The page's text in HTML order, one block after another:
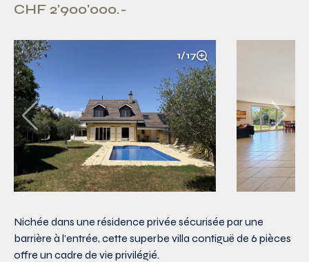
CHF 2'900'000.-
1/17
Nichée dans une résidence privée sécurisée par une
barrière à l’entrée, cette superbe villa contiguë de 6 pièces
offre un cadre de vie privilégié.